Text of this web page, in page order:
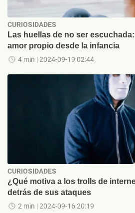
CURIOSIDADES
Las huellas de no ser
amor propio desde la infancia
4 min | 2024-09-19 02:44
CURIOSIDADES
¿Qué motiva a los trolls de
detrás de sus ataques
2 min | 2024-09-16 20:19